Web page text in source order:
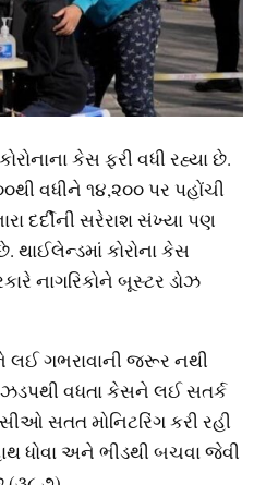
કેસ ફરી વધી રહ્યા છે.
વધીને ૧૪,૨૦૦ પર પહોંચી
દર્દીની સરેરાશ સંખ્‍યા પણ
થાઈલેન્‍ડમાં કોરોના કેસ
નાગરિકોને બૂસ્‍ટર ડોઝ
લઈ ગભરાવાની જરૂર નથી
વધતા કેસને લઈ સતર્ક
સતત મોનિટરિંગ કરી રહી
ધોવા અને ભીડથી બચવા જેવી